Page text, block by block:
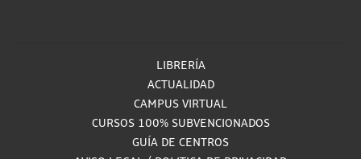
LIBRERÍA
ACTUALIDAD
CAMPUS VIRTUAL
CURSOS 100% SUBVENCIONADOS
GUÍA DE CENTROS